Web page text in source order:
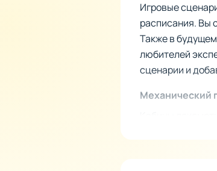
Игровые
расписания. Вы
Также в
любителей
сценарии и
Механический
настоящим